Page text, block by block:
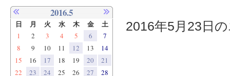
2016年5月23日
2016.5
日 月 火 水 木 金 土
1 2 3 4 5 6
7
8
9 10 11 12 13
14
15
16 17 18 19 20
21
22
23 24 25 26 27
28